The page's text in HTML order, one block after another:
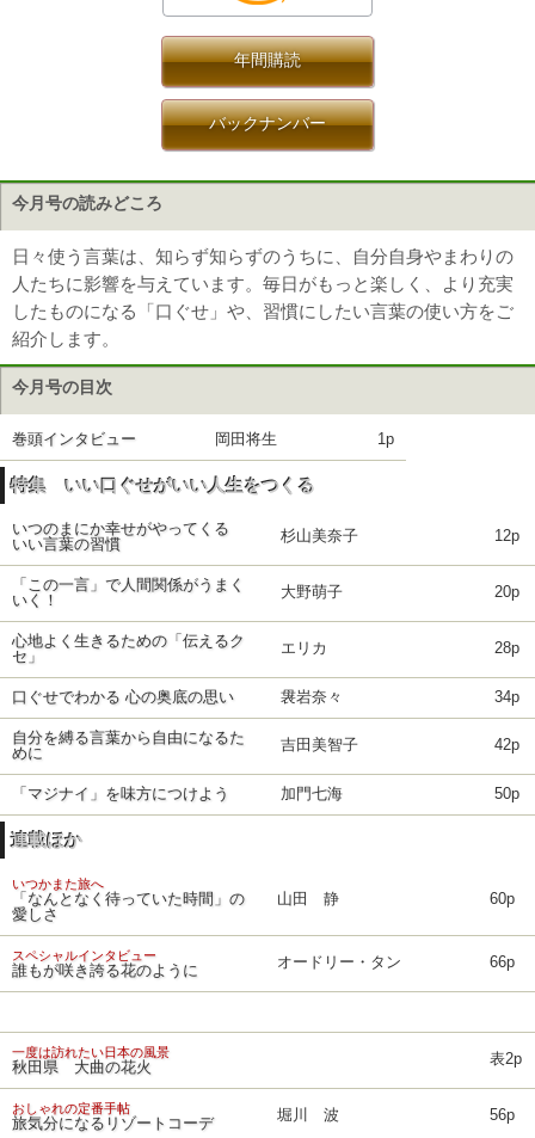
年間購読
バックナンバー
今月号の読みどころ
日々使う言葉は、知らず知らずのうちに、自分自身やまわりの
人たちに影響を与えています。毎日がもっと楽しく、より充実
したものになる「口ぐせ」や、習慣にしたい言葉の使い方をご
紹介します。
今月号の目次
巻頭インタビュー 岡田将生 1p
特集 いい口ぐせがいい人生をつくる
いつのまにか幸せがやってくる
いい言葉の習慣
杉山美奈子 12p
「この一言」で人間関係がうまく
いく！
大野萌子 20p
心地よく生きるための「伝えるク
セ」
エリカ 28p
口ぐせでわかる 心の奥底の思い 袰岩奈々 34p
自分を縛る言葉から自由になるた
めに
吉田美智子 42p
「マジナイ」を味方につけよう 加門七海 50p
連載ほか
いつかまた旅へ
「なんとなく待っていた時間」の
愛しさ
山田 静 60p
スペシャルインタビュー
誰もが咲き誇る花のように オードリー・タン 66p
一度は訪れたい日本の風景
秋田県 大曲の花火 表2p
おしゃれの定番手帖
旅気分になるリゾートコーデ 堀川 波 56p